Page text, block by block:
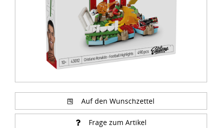
Auf den Wunschzettel
Frage zum Artikel